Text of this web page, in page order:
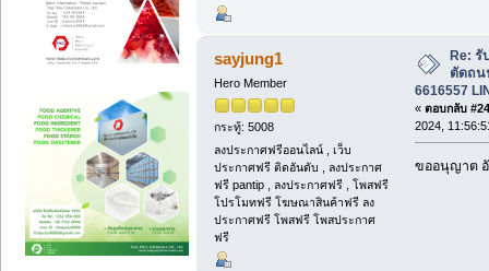
sayjung1
Hero Member
กระทู้: 5008
ลงประกาศฟรีออนไลน์ , เว็บ
ประกาศฟรี ติดอันดับ , ลงประกาศ
ฟรี pantip , ลงประกาศฟรี , โพสฟรี
โปรโมทฟรี โฆษณาสินค้าฟรี ลง
ประกาศฟรี โพสฟรี โพสประกาศ
ฟรี
Re: รั
ตัดถน
6616557
« ตอบกลับ
2024,
ขออนุญาต